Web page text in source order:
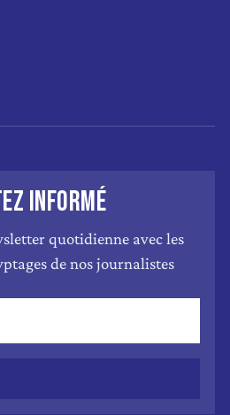
INFORMÉ
quotidienne avec les
de nos journalistes